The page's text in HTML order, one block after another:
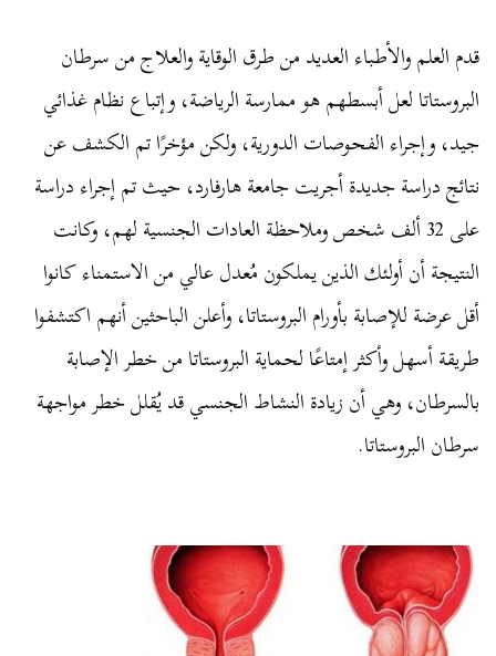
قدم العلم والأطباء العديد من طرق الوقاية والعلاج من سرطان
البروستاتا لعل أبسطهم هو ممارسة الرياضة، وإتباع نظام غذائي
جيد، وإجراء الفحوصات الدورية، ولكن مؤخرًا تم الكشف عن
نتائج دراسة جديدة أجريت جامعة هارفارد، حيث تم إجراء دراسة
على 32 ألف شخص وملاحظة العادات الجنسية لهم، وكانت
النتيجة أن أولئك الذين يملكون مُعدل عالي من الاستمناء كانوا
أقل عرضة للإصابة بأورام البروستاتا، وأعلن الباحثين أنهم اكتشفوا
طريقة أسهل وأكثر إمتاعًا لحماية البروستاتا من خطر الإصابة
بالسرطان، وهي أن زيادة النشاط الجنسي قد يُقلل خطر مواجهة
سرطان البروستاتا.